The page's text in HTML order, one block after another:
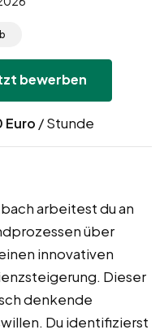
bewerben
Euro / Stunde
arbeitest du an
über
innovativen
Dieser
denkende
Du identifizierst